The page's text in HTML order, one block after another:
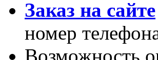
Заказ на сайте
номер